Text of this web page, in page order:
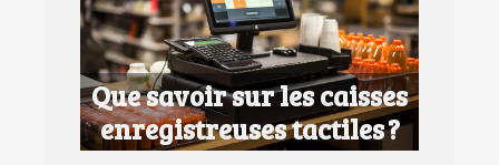
Que savoir sur les caisses
enregistreuses tactiles ?